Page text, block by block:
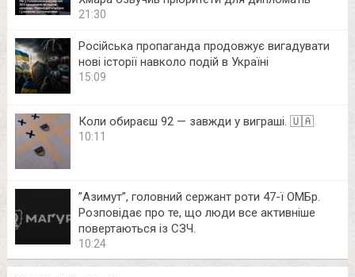
21:30
Російська пропаганда продовжує вигадувати
нові історії навколо подій в Україні
15:09
Коли обираєш 92 — завжди у виграші. 🇺🇦
10:11
⁨”Азимут”, головний сержант роти 47-ї ОМБр.
Розповідає про те, що люди все активніше
повертаються із СЗЧ.
10:24